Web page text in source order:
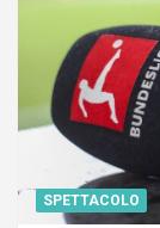
SPETTACOLO